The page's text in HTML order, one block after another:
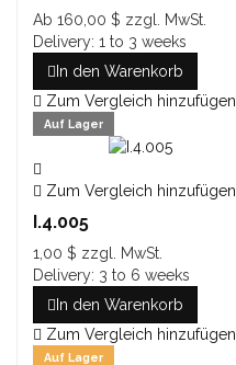
Ab 160,00 $ zzgl. MwSt.
Delivery: 1 to 3 weeks
In den Warenkorb
Zum Vergleich hinzufügen
Auf Lager
Zum Vergleich hinzufügen
I.4.005
1,00 $ zzgl. MwSt.
Delivery: 3 to 6 weeks
In den Warenkorb
Zum Vergleich hinzufügen
Auf Lager